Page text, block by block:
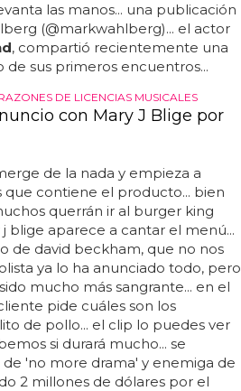
las manos... una publicación
(@markwahlberg)... el actor
, compartió recientemente una
de sus primeros encuentros...
DE LICENCIAS MUSICALES
con Mary J Blige por
de la nada y empieza a
que contiene el producto... bien
querrán ir al burger king
j blige aparece a cantar el menú...
de david beckham, que no nos
ya lo ha anunciado todo, pero
mucho más sangrante... en el
pide cuáles son los
de pollo... el clip lo puedes ver
si durará mucho... se
'no more drama' y enemiga de
2 millones de dólares por el